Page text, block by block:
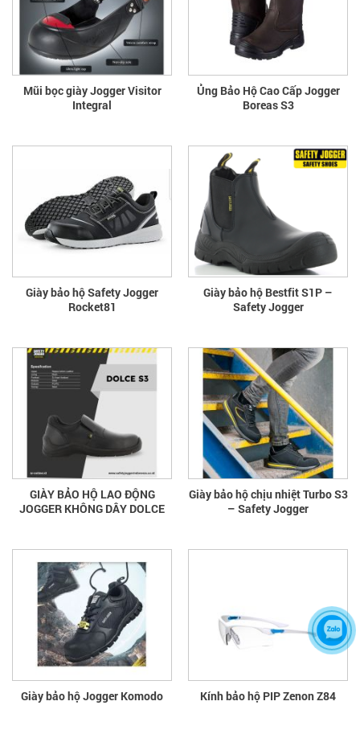
Mũi bọc giày Jogger Visitor
Integral
Ủng Bảo Hộ Cao Cấp Jogger
Boreas S3
Giày bảo hộ Safety Jogger
Rocket81
Giày bảo hộ Bestfit S1P –
Safety Jogger
GIÀY BẢO HỘ LAO ĐỘNG
JOGGER KHÔNG DÂY DOLCE
Giày bảo hộ chịu nhiệt Turbo S3
– Safety Jogger
Giày bảo hộ Jogger Komodo Kính bảo hộ PIP Zenon Z84